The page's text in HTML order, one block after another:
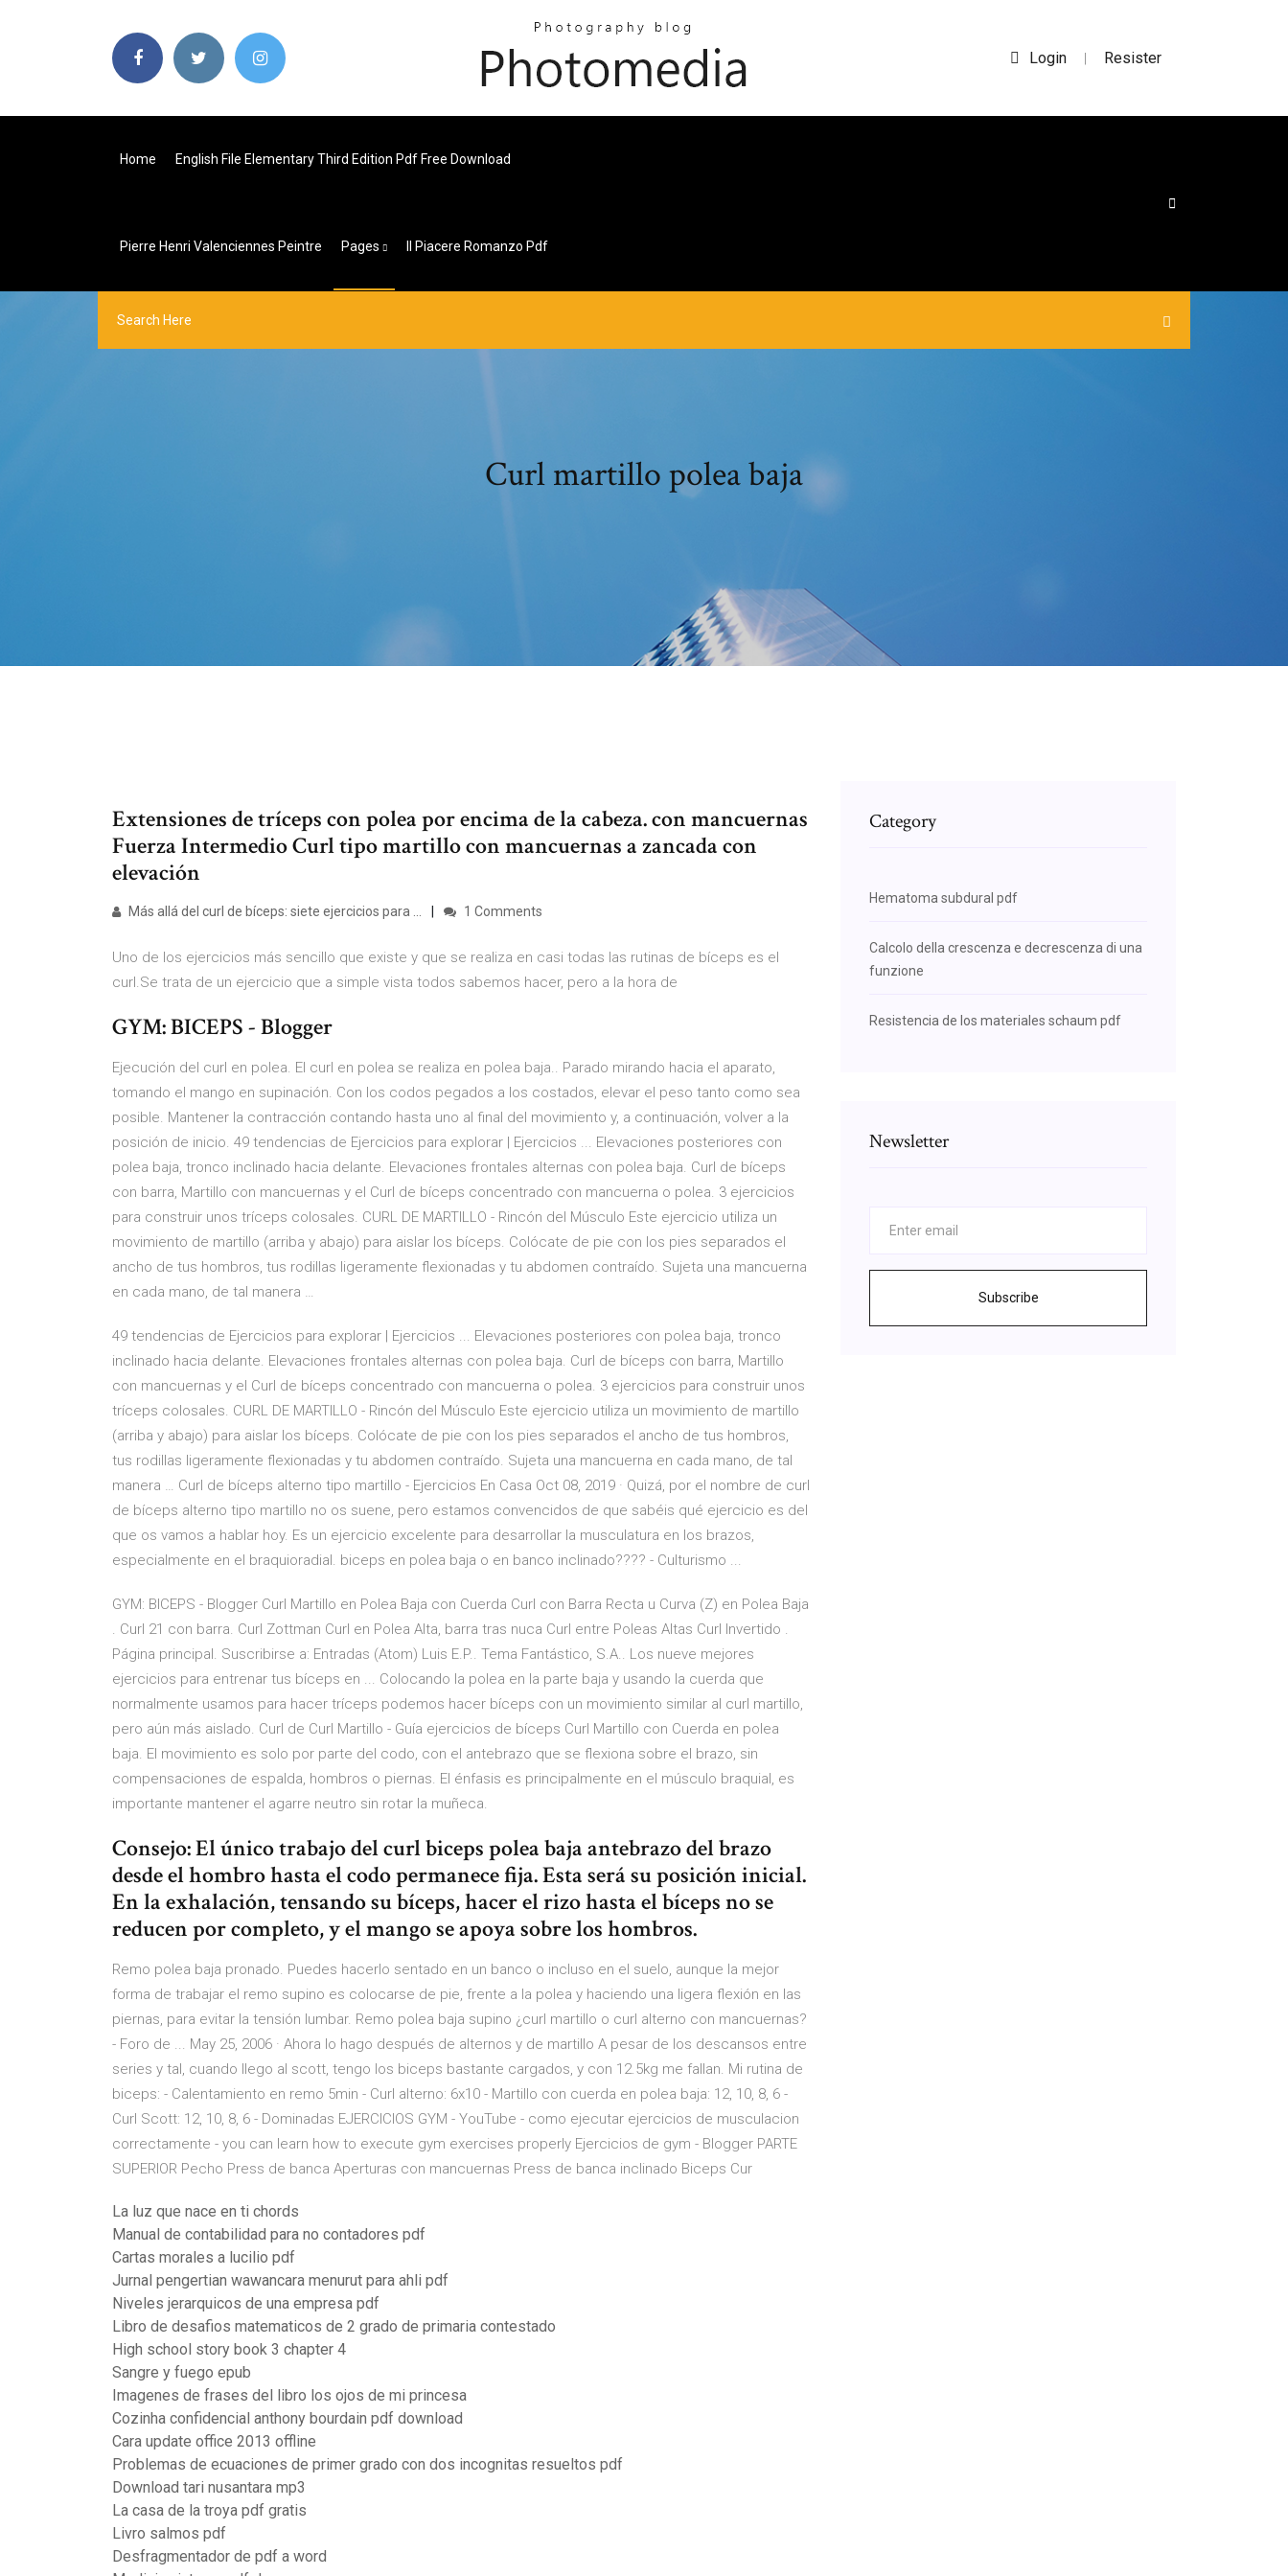
Login | Resister
Home English File Elementary Third Edition Pdf Free Download
Pierre Henri Valenciennes Peintre Pages Il Piacere Romanzo Pdf
Curl martillo polea baja
Extensiones de tríceps con polea por encima de la cabeza. con mancuernas
Fuerza Intermedio Curl tipo martillo con mancuernas a zancada con
elevación
Más allá del curl de bíceps: siete ejercicios para ... 1 Comments
Uno de los ejercicios más sencillo que existe y que se realiza en casi todas las rutinas de bíceps es el
curl.Se trata de un ejercicio que a simple vista todos sabemos hacer, pero a la hora de
GYM: BICEPS - Blogger
Ejecución del curl en polea. El curl en polea se realiza en polea baja.. Parado mirando hacia el aparato,
tomando el mango en supinación. Con los codos pegados a los costados, elevar el peso tanto como sea
posible. Mantener la contracción contando hasta uno al final del movimiento y, a continuación, volver a la
posición de inicio. 49 tendencias de Ejercicios para explorar | Ejercicios ... Elevaciones posteriores con
polea baja, tronco inclinado hacia delante. Elevaciones frontales alternas con polea baja. Curl de bíceps
con barra, Martillo con mancuernas y el Curl de bíceps concentrado con mancuerna o polea. 3 ejercicios
para construir unos tríceps colosales. CURL DE MARTILLO - Rincón del Músculo Este ejercicio utiliza un
movimiento de martillo (arriba y abajo) para aislar los bíceps. Colócate de pie con los pies separados el
ancho de tus hombros, tus rodillas ligeramente flexionadas y tu abdomen contraído. Sujeta una mancuerna
en cada mano, de tal manera …
49 tendencias de Ejercicios para explorar | Ejercicios ... Elevaciones posteriores con polea baja, tronco
inclinado hacia delante. Elevaciones frontales alternas con polea baja. Curl de bíceps con barra, Martillo
con mancuernas y el Curl de bíceps concentrado con mancuerna o polea. 3 ejercicios para construir unos
tríceps colosales. CURL DE MARTILLO - Rincón del Músculo Este ejercicio utiliza un movimiento de martillo
(arriba y abajo) para aislar los bíceps. Colócate de pie con los pies separados el ancho de tus hombros,
tus rodillas ligeramente flexionadas y tu abdomen contraído. Sujeta una mancuerna en cada mano, de tal
manera … Curl de bíceps alterno tipo martillo - Ejercicios En Casa Oct 08, 2019 · Quizá, por el nombre de curl
de bíceps alterno tipo martillo no os suene, pero estamos convencidos de que sabéis qué ejercicio es del
que os vamos a hablar hoy. Es un ejercicio excelente para desarrollar la musculatura en los brazos,
especialmente en el braquioradial. biceps en polea baja o en banco inclinado???? - Culturismo ...
GYM: BICEPS - Blogger Curl Martillo en Polea Baja con Cuerda Curl con Barra Recta u Curva (Z) en Polea Baja
. Curl 21 con barra. Curl Zottman Curl en Polea Alta, barra tras nuca Curl entre Poleas Altas Curl Invertido .
Página principal. Suscribirse a: Entradas (Atom) Luis E.P.. Tema Fantástico, S.A.. Los nueve mejores
ejercicios para entrenar tus bíceps en ... Colocando la polea en la parte baja y usando la cuerda que
normalmente usamos para hacer tríceps podemos hacer bíceps con un movimiento similar al curl martillo,
pero aún más aislado. Curl de Curl Martillo - Guía ejercicios de bíceps Curl Martillo con Cuerda en polea
baja. El movimiento es solo por parte del codo, con el antebrazo que se flexiona sobre el brazo, sin
compensaciones de espalda, hombros o piernas. El énfasis es principalmente en el músculo braquial, es
importante mantener el agarre neutro sin rotar la muñeca.
Consejo: El único trabajo del curl biceps polea baja antebrazo del brazo
desde el hombro hasta el codo permanece fija. Esta será su posición inicial.
En la exhalación, tensando su bíceps, hacer el rizo hasta el bíceps no se
reducen por completo, y el mango se apoya sobre los hombros.
Remo polea baja pronado. Puedes hacerlo sentado en un banco o incluso en el suelo, aunque la mejor
forma de trabajar el remo supino es colocarse de pie, frente a la polea y haciendo una ligera flexión en las
piernas, para evitar la tensión lumbar. Remo polea baja supino ¿curl martillo o curl alterno con mancuernas?
- Foro de ... May 25, 2006 · Ahora lo hago después de alternos y de martillo A pesar de los descansos entre
series y tal, cuando llego al scott, tengo los biceps bastante cargados, y con 12.5kg me fallan. Mi rutina de
biceps: - Calentamiento en remo 5min - Curl alterno: 6x10 - Martillo con cuerda en polea baja: 12, 10, 8, 6 -
Curl Scott: 12, 10, 8, 6 - Dominadas EJERCICIOS GYM - YouTube - como ejecutar ejercicios de musculacion
correctamente - you can learn how to execute gym exercises properly Ejercicios de gym - Blogger PARTE
SUPERIOR Pecho Press de banca Aperturas con mancuernas Press de banca inclinado Biceps Cur
La luz que nace en ti chords
Manual de contabilidad para no contadores pdf
Cartas morales a lucilio pdf
Jurnal pengertian wawancara menurut para ahli pdf
Niveles jerarquicos de una empresa pdf
Libro de desafios matematicos de 2 grado de primaria contestado
High school story book 3 chapter 4
Sangre y fuego epub
Imagenes de frases del libro los ojos de mi princesa
Cozinha confidencial anthony bourdain pdf download
Cara update office 2013 offline
Problemas de ecuaciones de primer grado con dos incognitas resueltos pdf
Download tari nusantara mp3
La casa de la troya pdf gratis
Livro salmos pdf
Desfragmentador de pdf a word
Category
Hematoma subdural pdf
Calcolo della crescenza e decrescenza di una
funzione
Resistencia de los materiales schaum pdf
Newsletter
Subscribe